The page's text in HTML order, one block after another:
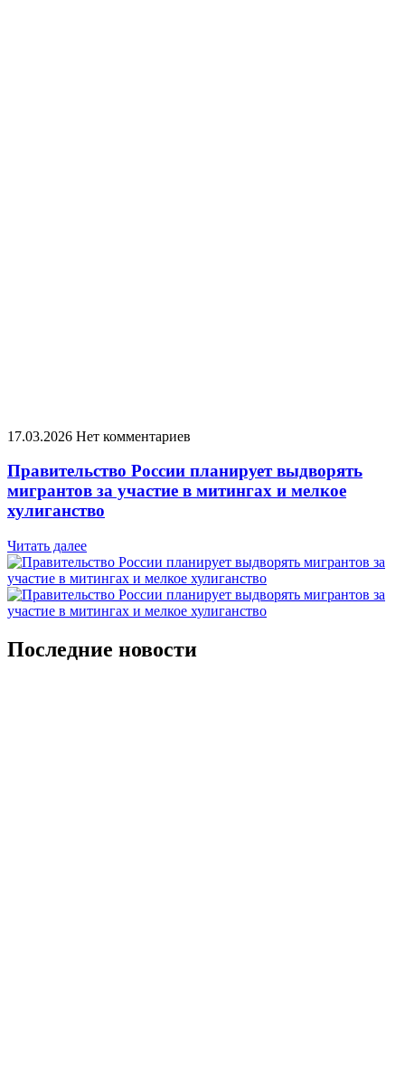
17.03.2026 Нет комментариев
Правительство России планирует выдворять
мигрантов за участие в митингах и мелкое
хулиганство
Читать далее
Последние новости